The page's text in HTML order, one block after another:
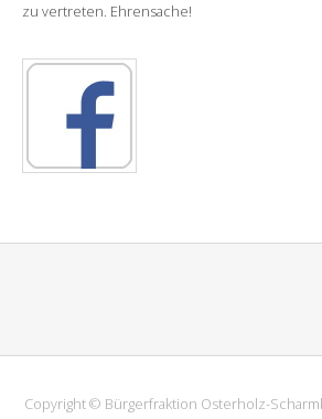
zu vertreten. Ehrensache!
Copyright © Bürgerfraktion Osterholz-